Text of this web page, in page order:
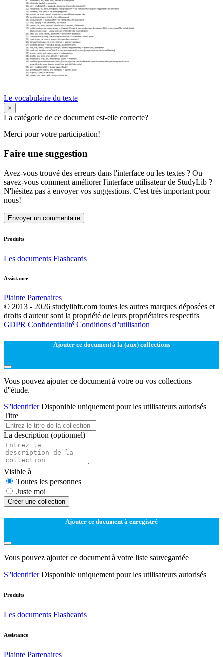
Le vocabulaire du texte
×
La catégorie de ce document est-elle correcte?
Merci pour votre participation!
Faire une suggestion
Avez-vous trouvé des erreurs dans l'interface ou les textes ? Ou
savez-vous comment améliorer l'interface utilisateur de StudyLib ?
N'hésitez pas à envoyer vos suggestions. C'est très important pour
nous!
Envoyer un commentaire
Produits
Les documents Flashcards
Assistance
Plainte Partenaires
© 2013 - 2026 studylibfr.com toutes les autres marques déposées et
droits d'auteur sont la propriété de leurs propriétaires respectifs
GDPR Confidentialité Conditions d''utilisation
Ajouter ce document à la (aux) collections
Vous pouvez ajouter ce document à votre ou vos collections
d''étude.
S''identifierDisponible uniquement pour les utilisateurs autorisés
Titre
La description (optionnel)
Visible à
Toutes les personnes
Juste moi
Créer une collection
Ajouter ce document à enregistré
Vous pouvez ajouter ce document à votre liste sauvegardée
S''identifierDisponible uniquement pour les utilisateurs autorisés
Produits
Les documents Flashcards
Assistance
Plainte Partenaires